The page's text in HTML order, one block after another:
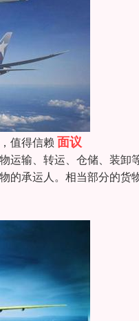
值得信赖 面议
运输、转运、仓储、装
的承运人。相当部分的